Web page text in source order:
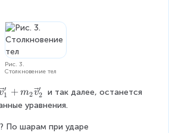
Рис. 3.
Столкновение тел
1
′ + m2v2
′
и так далее, останется
уравнения.
По шарам при ударе